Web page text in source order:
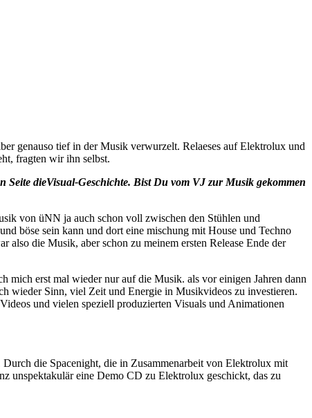
genauso tief in der Musik verwurzelt. Relaeses auf Elektrolux und
fragten wir ihn selbst.
dieVisual-Geschichte. Bist Du vom VJ zur Musik gekommen
von üNN ja auch schon voll zwischen den Stühlen und
böse sein kann und dort eine mischung mit House und Techno
die Musik, aber schon zu meinem ersten Release Ende der
mich erst mal wieder nur auf die Musik. als vor einigen Jahren dann
wieder Sinn, viel Zeit und Energie in Musikvideos zu investieren.
und vielen speziell produzierten Visuals und Animationen
die Spacenight, die in Zusammenarbeit von Elektrolux mit
unspektakulär eine Demo CD zu Elektrolux geschickt, das zu